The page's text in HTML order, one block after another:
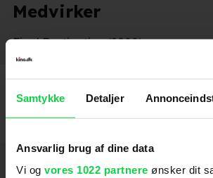
Samtykke Detaljer
Ansvarlig brug af dine data
Vi og vores 1022 partnere ønsker dit
Medvirker
Final Destination (2000) 2000
Hold dig